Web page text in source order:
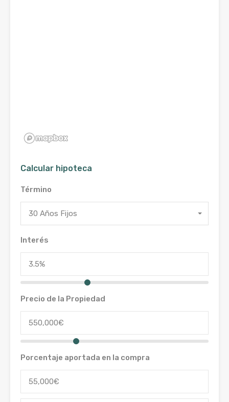
Calcular hipoteca
Término
30 Años Fijos
Interés
Precio de la Propiedad
Porcentaje aportada en la compra